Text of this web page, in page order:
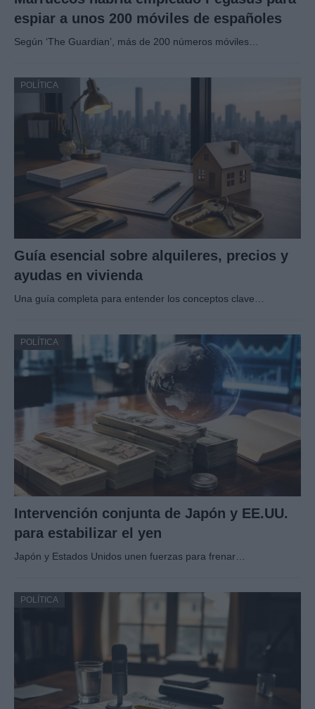
espiar a unos 200 móviles de españoles
Según ‘The Guardian’, más de 200 números móviles…
POLÍTICA
Guía esencial sobre alquileres, precios y
ayudas en vivienda
Una guía completa para entender los conceptos clave…
POLÍTICA
Intervención conjunta de Japón y EE.UU.
para estabilizar el yen
Japón y Estados Unidos unen fuerzas para frenar…
POLÍTICA